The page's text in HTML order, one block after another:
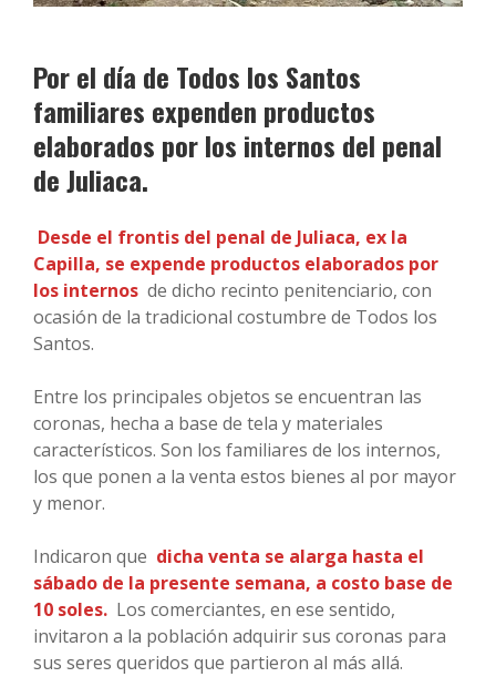
Por el día de Todos los Santos
familiares expenden productos
elaborados por los internos del penal
de Juliaca.
Desde el frontis del penal de Juliaca, ex la
Capilla, se expende productos elaborados por
los internos de dicho recinto penitenciario, con
ocasión de la tradicional costumbre de Todos los
Santos.
Entre los principales objetos se encuentran las
coronas, hecha a base de tela y materiales
característicos. Son los familiares de los internos,
los que ponen a la venta estos bienes al por mayor
y menor.
Indicaron que dicha venta se alarga hasta el
sábado de la presente semana, a costo base de
10 soles. Los comerciantes, en ese sentido,
invitaron a la población adquirir sus coronas para
sus seres queridos que partieron al más allá.